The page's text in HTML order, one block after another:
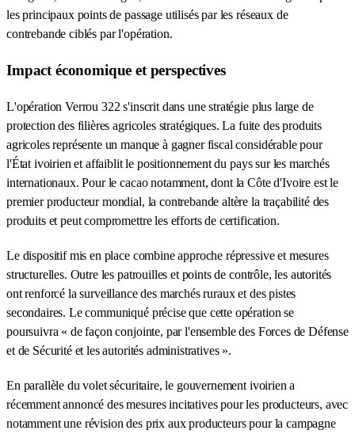
les principaux points de passage utilisés par les réseaux de
contrebande ciblés par l'opération.
Impact économique et perspectives
L'opération Verrou 322 s'inscrit dans une stratégie plus large de
protection des filières agricoles stratégiques. La fuite des produits
agricoles représente un manque à gagner fiscal considérable pour
l'État ivoirien et affaiblit le positionnement du pays sur les marchés
internationaux. Pour le cacao notamment, dont la Côte d'Ivoire est le
premier producteur mondial, la contrebande altère la traçabilité des
produits et peut compromettre les efforts de certification.
Le dispositif mis en place combine approche répressive et mesures
structurelles. Outre les patrouilles et points de contrôle, les autorités
ont renforcé la surveillance des marchés ruraux et des pistes
secondaires. Le communiqué précise que cette opération se
poursuivra « de façon conjointe, par l'ensemble des Forces de Défense
et de Sécurité et les autorités administratives ».
En parallèle du volet sécuritaire, le gouvernement ivoirien a
récemment annoncé des mesures incitatives pour les producteurs, avec
notamment une révision des prix aux producteurs pour la campagne